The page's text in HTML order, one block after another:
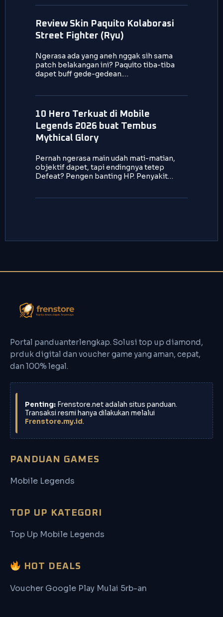
Review Skin Paquito Kolaborasi
Street Fighter (Ryu)
Ngerasa ada yang aneh nggak sih sama
patch belakangan ini? Paquito tiba-tiba
dapet buff gede-gedean.…
10 Hero Terkuat di Mobile
Legends 2026 buat Tembus
Mythical Glory
Pernah ngerasa main udah mati-matian,
objektif dapet, tapi endingnya tetep
Defeat? Pengen banting HP. Penyakit…
Portal panduanterlengkap. Solusi top up diamond,
prduk digital dan voucher game yang aman, cepat,
dan 100% legal.
Penting: Frenstore.net adalah situs panduan.
Transaksi resmi hanya dilakukan melalui
Frenstore.my.id.
PANDUAN GAMES
Mobile Legends
TOP UP KATEGORI
Top Up Mobile Legends
HOT DEALS
Voucher Google Play Mulai 5rb-an